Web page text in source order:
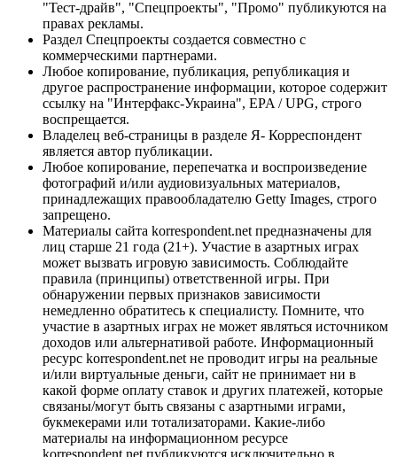
"Тест-драйв", "Спецпроекты", "Промо" публикуются на
правах рекламы.
Раздел Спецпроекты создается совместно с
коммерческими партнерами.
Любое копирование, публикация, републикация и
другое распространение информации, которое содержит
ссылку на "Интерфакс-Украина", EPA / UPG, строго
воспрещается.
Владелец веб-страницы в разделе Я- Корреспондент
является автор публикации.
Любое копирование, перепечатка и воспроизведение
фотографий и/или аудиовизуальных материалов,
принадлежащих правообладателю Getty Images, строго
запрещено.
Материалы сайта korrespondent.net предназначены для
лиц старше 21 года (21+). Участие в азартных играх
может вызвать игровую зависимость. Соблюдайте
правила (принципы) ответственной игры. При
обнаружении первых признаков зависимости
немедленно обратитесь к специалисту. Помните, что
участие в азартных играх не может являться источником
доходов или альтернативой работе. Информационный
ресурс korrespondent.net не проводит игры на реальные
и/или виртуальные деньги, сайт не принимает ни в
какой форме оплату ставок и других платежей, которые
связаны/могут быть связаны с азартными играми,
букмекерами или тотализаторами. Какие-либо
материалы на информационном ресурсе
korrespondent.net публикуются исключительно в